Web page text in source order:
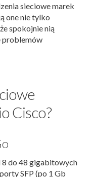
sieciowe marek
one nie tylko
spokojnie nią
problemów
Cisco?
8 do 48 gigabitowych
SFP (po 1 Gb